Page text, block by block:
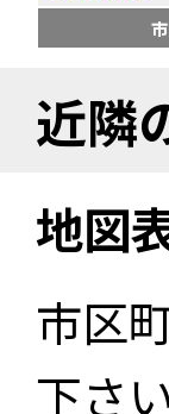
近隣
地図
市区
下さ